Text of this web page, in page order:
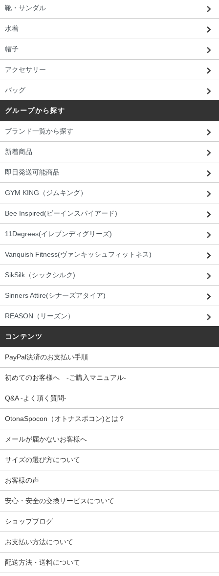
靴・サンダル
水着
帽子
アクセサリー
バッグ
グループから探す
ブランド一覧から探す
新着商品
即日発送可能商品
GYM KING（ジムキング）
Bee Inspired(ビーインスパイアード)
11Degrees(イレブンディグリーズ)
Vanquish Fitness(ヴァンキッシュフィットネス)
SikSilk（シックシルク)
Sinners Attire(シナーズアタイア)
REASON（リーズン）
コンテンツ
PayPal決済のお支払い手順
初めてのお客様へ -ご購入マニュアル-
Q&A -よく頂く質問-
OtonaSpocon（オトナスポコン)とは？
メールが届かないお客様へ
サイズの選び方について
お客様の声
安心・安全の交換サービスについて
ショップブログ
お支払い方法について
配送方法・送料について